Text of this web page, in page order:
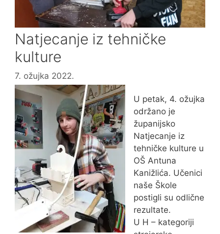
Natjecanje iz tehničke
kulture
7. ožujka 2022.
U petak, 4. ožujka
održano je
županijsko
Natjecanje iz
tehničke kulture u
OŠ Antuna
Kanižlića. Učenici
naše Škole
postigli su odlične
rezultate.
U H – kategoriji